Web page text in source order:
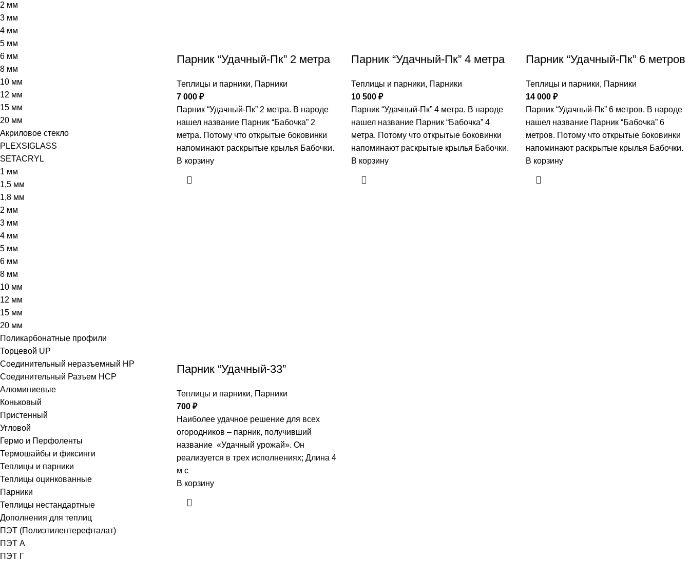
2 мм
3 мм
4 мм
5 мм
6 мм
8 мм
10 мм
12 мм
15 мм
20 мм
Акриловое стекло
PLEXSIGLASS
SETACRYL
1 мм
1,5 мм
1,8 мм
2 мм
3 мм
4 мм
5 мм
6 мм
8 мм
10 мм
12 мм
15 мм
20 мм
Поликарбонатные профили
Торцевой UP
Соединительный неразъемный HP
Соединительный Разъем HCP
Алюминиевые
Коньковый
Пристенный
Угловой
Гермо и Перфоленты
Термошайбы и фиксинги
Теплицы и парники
Теплицы оцинкованные
Парники
Теплицы нестандартные
Дополнения для теплиц
ПЭТ (Полиэтилентерефталат)
ПЭТ А
ПЭТ Г
Парник “Удачный-Пк” 2 метра
Теплицы и парники, Парники
7 000 ₽
Парник “Удачный-Пк” 2 метра. В народе
нашел название Парник “Бабочка” 2
метра. Потому что открытые боковинки
напоминают раскрытые крылья Бабочки.
В корзину
Парник “Удачный-Пк” 4 метра
Теплицы и парники, Парники
10 500 ₽
Парник “Удачный-Пк” 4 метра. В народе
нашел название Парник “Бабочка” 4
метра. Потому что открытые боковинки
напоминают раскрытые крылья Бабочки.
В корзину
Парник “Удачный-Пк” 6 метров
Теплицы и парники, Парники
14 000 ₽
Парник “Удачный-Пк” 6 метров. В народе
нашел название Парник “Бабочка” 6
метров. Потому что открытые боковинки
напоминают раскрытые крылья Бабочки.
В корзину
Парник “Удачный-33”
Теплицы и парники, Парники
700 ₽
Наиболее удачное решение для всех
огородников – парник, получивший
название «Удачный урожай». Он
реализуется в трех исполнениях; Длина 4
м с
В корзину